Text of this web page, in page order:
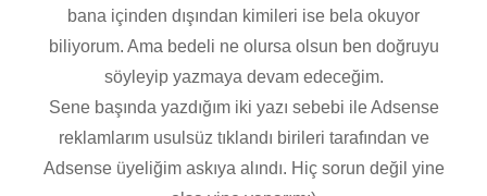
bana içinden dışından kimileri ise bela okuyor
biliyorum. Ama bedeli ne olursa olsun ben doğruyu
söyleyip yazmaya devam edeceğim.
Sene başında yazdığım iki yazı sebebi ile Adsense
reklamlarım usulsüz tıklandı birileri tarafından ve
Adsense üyeliğim askıya alındı. Hiç sorun değil yine